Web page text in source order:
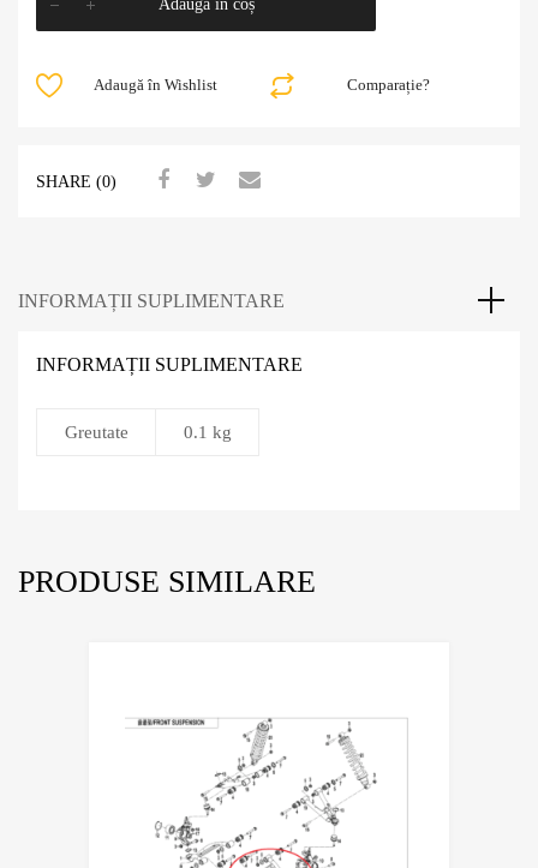
Adaugă în coș
Comparație?
Adaugă în Wishlist
SHARE (0)
INFORMAȚII SUPLIMENTARE
INFORMAȚII SUPLIMENTARE
Greutate 0.1 kg
PRODUSE SIMILARE